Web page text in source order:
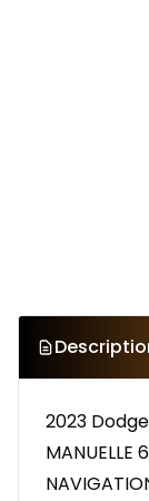
2023
MANUELLE